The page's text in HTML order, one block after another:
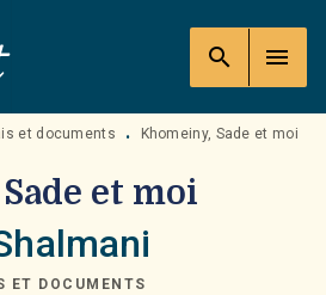
search menu
et documents • Khomeiny, Sade et moi
et moi
ET DOCUMENTS